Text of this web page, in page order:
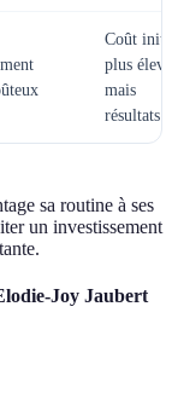
Coût
plus
mais
résultats
sa routine à ses
un investissement
Joy Jaubert